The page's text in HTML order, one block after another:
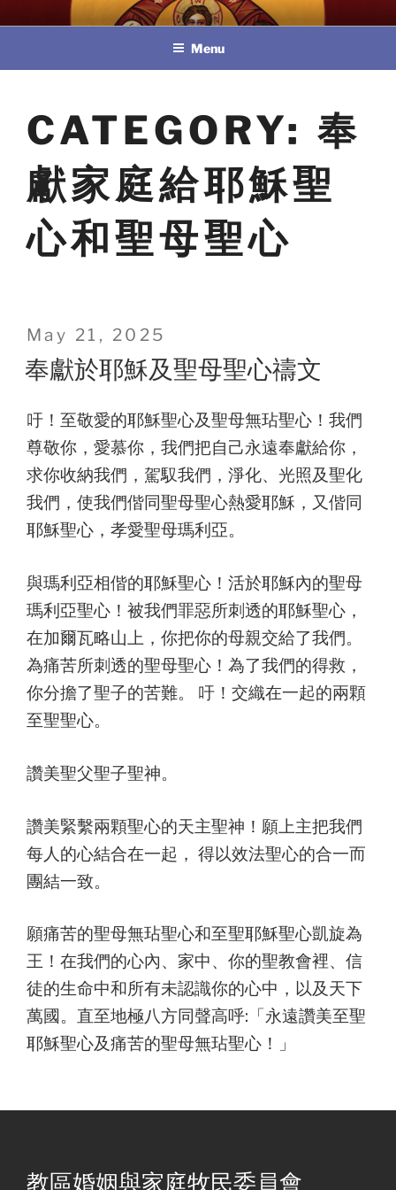
to
教區婚姻與家庭牧民委員會
Menu
CATEGORY: 奉
獻家庭給耶穌聖
心和聖母聖心
Posted
on
May 21, 2025
奉獻於耶穌及聖母聖心禱文
吁！至敬愛的耶穌聖心及聖母無玷聖心！我們
尊敬你，愛慕你，我們把自己永遠奉獻給你，
求你收納我們，駕馭我們，淨化、光照及聖化
我們，使我們偕同聖母聖心熱愛耶穌，又偕同
耶穌聖心，孝愛聖母瑪利亞。
與瑪利亞相偕的耶穌聖心！活於耶穌內的聖母
瑪利亞聖心！被我們罪惡所刺透的耶穌聖心，
在加爾瓦略山上，你把你的母親交給了我們。
為痛苦所刺透的聖母聖心！為了我們的得救，
你分擔了聖子的苦難。 吁！交織在一起的兩顆
至聖聖心。
讚美聖父聖子聖神。
讚美緊繫兩顆聖心的天主聖神！願上主把我們
每人的心結合在一起， 得以效法聖心的合一而
團結一致。
願痛苦的聖母無玷聖心和至聖耶穌聖心凱旋為
王！在我們的心內、家中、你的聖教會裡、信
徒的生命中和所有未認識你的心中，以及天下
萬國。直至地極八方同聲高呼:「永遠讚美至聖
耶穌聖心及痛苦的聖母無玷聖心！」
教區婚姻與家庭牧民委員會